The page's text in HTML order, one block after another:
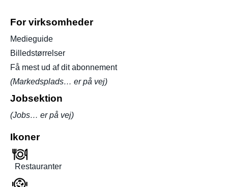
For virksomheder
Medieguide
Billedstørrelser
Få mest ud af dit abonnement
(Markedsplads… er på vej)
Jobsektion
(Jobs… er på vej)
Ikoner
Restauranter